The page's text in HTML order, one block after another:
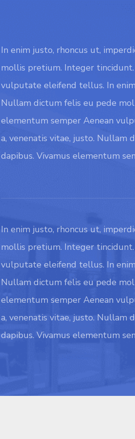
In enim justo, rhoncus ut,
mollis pretium. Integer tincidunt.
vulputate eleifend tellus. In
Nullam dictum felis eu pede
elementum semper Aenean
a, venenatis vitae, justo.
dapibus. Vivamus elementum
In enim justo, rhoncus ut,
mollis pretium. Integer tincidunt.
vulputate eleifend tellus. In
Nullam dictum felis eu pede
elementum semper Aenean
a, venenatis vitae, justo.
dapibus. Vivamus elementum